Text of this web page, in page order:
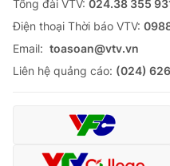
Tổng đài VTV: 024.38 355
Ðiện thoại Thời báo VTV:
Email: toasoan@vtv.vn
Liên hệ quảng cáo: (024)